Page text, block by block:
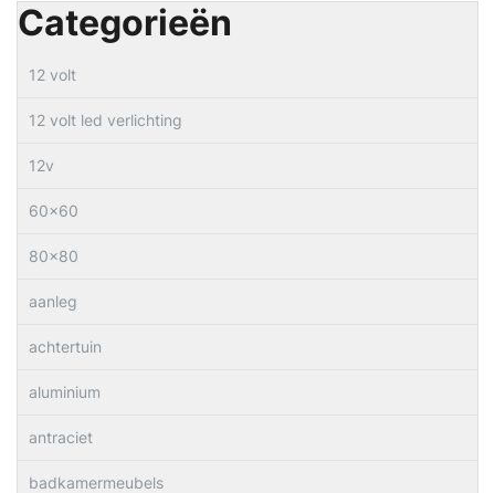
Categorieën
12 volt
12 volt led verlichting
12v
60×60
80×80
aanleg
achtertuin
aluminium
antraciet
badkamermeubels